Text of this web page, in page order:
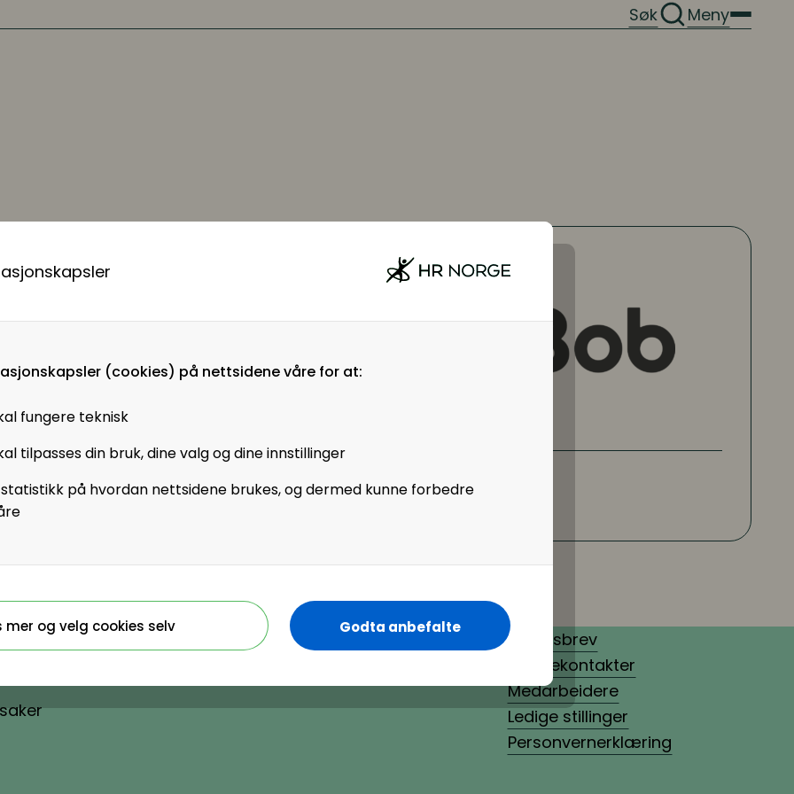
(cookies) på nettsidene våre for at:
fungere teknisk
tilpasses din bruk, dine valg og dine innstillinger
på hvordan nettsidene brukes, og dermed kunne forbedre
mer og velg cookies selv Godta anbefalte
Søk
Meny
den
HR-
forenkler
selskaper smidig
ansatte globalt.
https://www.hibob.com/
Organisasjonsnummer
Nyhetsbrev
Pressekontakter
Medarbeidere
Ledige stillinger
Personvernerklæring